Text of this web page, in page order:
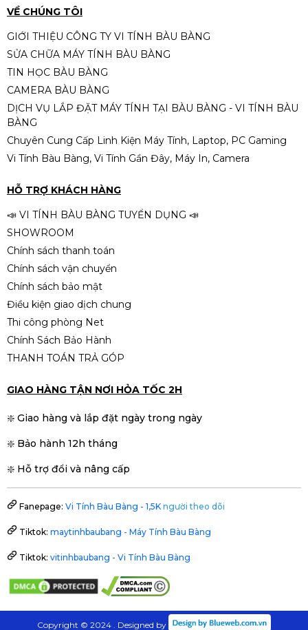
VỀ CHÚNG TÔI
GIỚI THIỆU CÔNG TY VI TÍNH BÀU BÀNG
SỬA CHỮA MÁY TÍNH BÀU BÀNG
TIN HỌC BÀU BÀNG
CAMERA BÀU BÀNG
DỊCH VỤ LẮP ĐẶT MÁY TÍNH TẠI BÀU BÀNG - VI TÍNH BÀU
BÀNG
Chuyên Cung Cấp Linh Kiện Máy Tính, Laptop, PC Gaming
Vi Tính Bàu Bàng, Vi Tính Gần Đây, Máy In, Camera
HỖ TRỢ KHÁCH HÀNG
📣 VI TÍNH BÀU BÀNG TUYỂN DỤNG 📣
SHOWROOM
Chính sách thanh toán
Chính sách vận chuyển
Chính sách bảo mật
Điều kiện giao dịch chung
Thi công phòng Net
Chính Sách Bảo Hành
THANH TOÁN TRẢ GÓP
GIAO HÀNG TẬN NƠI HỎA TỐC 2H
❇️ Giao hàng và lắp đặt ngày trong ngày
❇️ Bảo hành 12h tháng
❇️ Hỗ trợ đổi và nâng cấp
Fanepage: Vi Tính Bàu Bàng - 1,5K người theo dõi
Tiktok: maytinhbaubang - Máy Tính Bàu Bàng
Tiktok: vitinhbaubang - Vi Tính Bàu Bàng
Copyright © 2024 . Designed by